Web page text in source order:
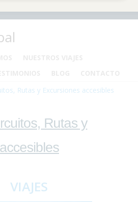
Rutas y Excursiones accesibles
Rutas y
VIAJES